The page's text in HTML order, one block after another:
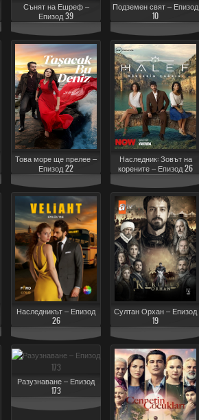
Сънят на Ешреф –
Епизод 39
Подземен свят – Епизод
10
Това море ще прелее –
Епизод 22
Наследник: Зовът на
корените – Епизод 26
Наследникът – Епизод
26
Султан Орхан – Епизод
19
Разузнаване – Епизод
173